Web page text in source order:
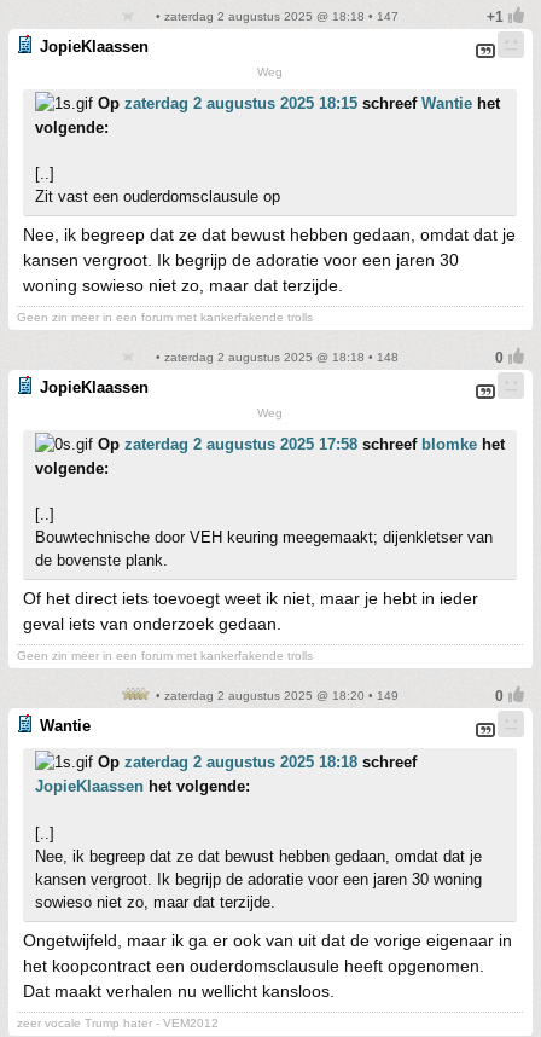
• zaterdag 2 augustus 2025 @ 18:18 • 147
JopieKlaassen
Weg
Op zaterdag 2 augustus 2025 18:15 schreef Wantie het
volgende:
[..]
Zit vast een ouderdomsclausule op
Nee, ik begreep dat ze dat bewust hebben gedaan, omdat dat je
kansen vergroot. Ik begrijp de adoratie voor een jaren 30
woning sowieso niet zo, maar dat terzijde.
Geen zin meer in een forum met kankerfakende trolls
• zaterdag 2 augustus 2025 @ 18:18 • 148
JopieKlaassen
Weg
Op zaterdag 2 augustus 2025 17:58 schreef blomke het
volgende:
[..]
Bouwtechnische door VEH keuring meegemaakt; dijenkletser van
de bovenste plank.
Of het direct iets toevoegt weet ik niet, maar je hebt in ieder
geval iets van onderzoek gedaan.
Geen zin meer in een forum met kankerfakende trolls
• zaterdag 2 augustus 2025 @ 18:20 • 149
Wantie
Op zaterdag 2 augustus 2025 18:18 schreef
JopieKlaassen het volgende:
[..]
Nee, ik begreep dat ze dat bewust hebben gedaan, omdat dat je
kansen vergroot. Ik begrijp de adoratie voor een jaren 30 woning
sowieso niet zo, maar dat terzijde.
Ongetwijfeld, maar ik ga er ook van uit dat de vorige eigenaar in
het koopcontract een ouderdomsclausule heeft opgenomen.
Dat maakt verhalen nu wellicht kansloos.
zeer vocale Trump hater - VEM2012